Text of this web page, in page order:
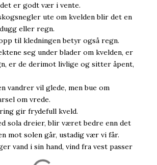
er godt vær i vente.
ute om kvelden blir det en
eller regn.
til kledningen betyr også regn.
seg under blader om kvelden, er
er de derimot livlige og sitter åpent,
vandrer vil glede, men bue om
om vrede.
gir frydefull kveld.
sola dreier, blir været bedre enn det
mot solen går, ustadig vær vi får.
vand i sin hand, vind fra vest passer